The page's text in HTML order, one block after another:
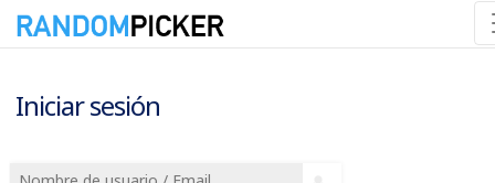
Iniciar sesión